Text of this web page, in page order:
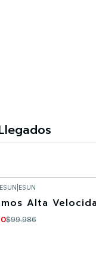
ESUN
Alta
$99.986